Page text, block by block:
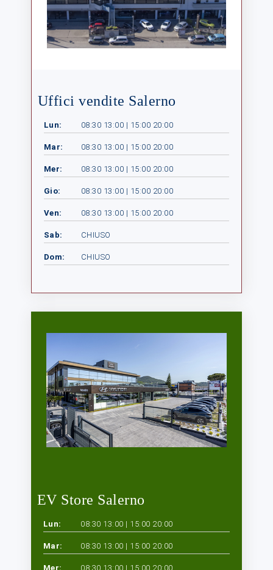
Uffici vendite Salerno
Lun: 08:30 13:00 | 15:00 20:00
Mar: 08:30 13:00 | 15:00 20:00
Mer: 08:30 13:00 | 15:00 20:00
Gio: 08:30 13:00 | 15:00 20:00
Ven: 08:30 13:00 | 15:00 20:00
Sab: CHIUSO
Dom: CHIUSO
EV Store Salerno
Lun: 08:30 13:00 | 15:00 20:00
Mar: 08:30 13:00 | 15:00 20:00
Mer: 08:30 13:00 | 15:00 20:00